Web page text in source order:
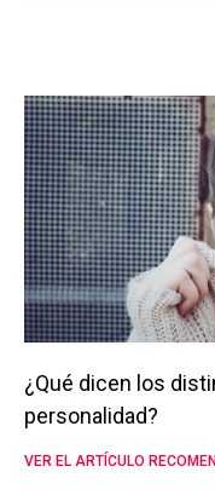
¿Qué dicen los
personalidad?
VER EL ARTÍCULO